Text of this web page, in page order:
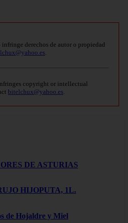
derechos de autor o propiedad
copyright or intellectual
bitelchux@yahoo.es
DE ASTURIAS
HIJOPUTA, 1L.
de Hojaldre y Miel